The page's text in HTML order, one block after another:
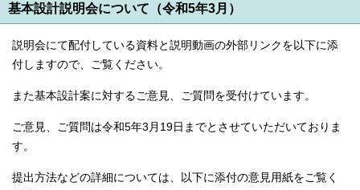
基本設計説明会について（令和5年3月）
説明会にて配付している資料と説明動画の外部リンクを以下に添
付しますので、ご覧ください。
また基本設計案に対するご意見、ご質問を受付けています。
ご意見、ご質問は令和5年3月19日までとさせていただいておりま
す。
提出方法などの詳細については、以下に添付の意見用紙をご覧く